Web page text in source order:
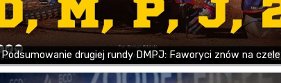
Podsumowanie drugiej rundy DMPJ: Faworyci znów na czele